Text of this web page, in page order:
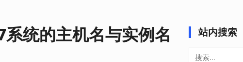
统的主机名与实例名
站内搜索
搜